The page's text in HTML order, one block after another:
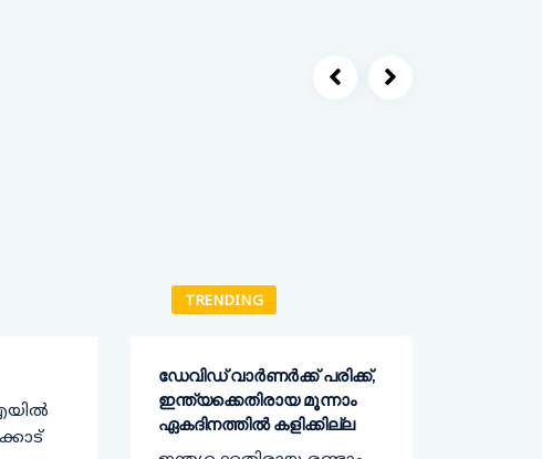
TRENDING
ഡേവിഡ് വാര്‍ണര്‍ക്ക് പരിക്ക്,
ഇന്ത്യക്കെതിരായ മൂന്നാം
ഏകദിനത്തില്‍ കളിക്കില്ല